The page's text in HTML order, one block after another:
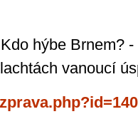
hýbe Brnem?
vanoucí